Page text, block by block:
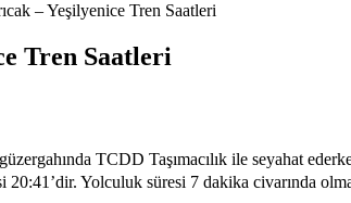
– Yeşilyenice Tren Saatleri
Tren Saatleri
TCDD Taşımacılık ile seyahat
20:41’dir. Yolculuk süresi 7 dakika civarında